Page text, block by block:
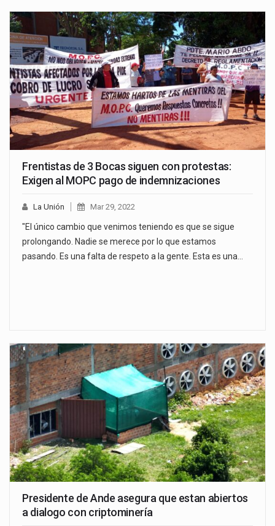
Frentistas de 3 Bocas siguen con protestas:
Exigen al MOPC pago de indemnizaciones
La Unión Mar 29, 2022
"El único cambio que venimos teniendo es que se sigue
prolongando. Nadie se merece por lo que estamos
pasando. Es una falta de respeto a la gente. Esta es una…
Presidente de Ande asegura que estan abiertos
a dialogo con criptominería